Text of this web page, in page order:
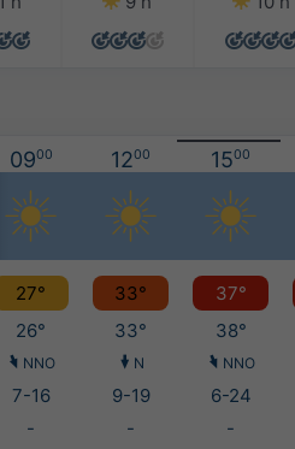
0900 1200 1500
27° 33° 37°
26° 33° 38°
NNO N NNO
7-16 9-19 6-24
- - -